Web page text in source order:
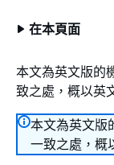
在本頁面
本文為英文版的
致之處，概以英
本文為英文版
一致之處，概